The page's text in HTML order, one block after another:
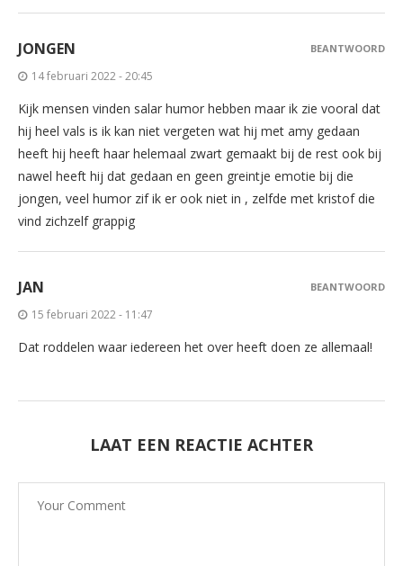
JONGEN
14 februari 2022 - 20:45
Kijk mensen vinden salar humor hebben maar ik zie vooral dat
hij heel vals is ik kan niet vergeten wat hij met amy gedaan
heeft hij heeft haar helemaal zwart gemaakt bij de rest ook bij
nawel heeft hij dat gedaan en geen greintje emotie bij die
jongen, veel humor zif ik er ook niet in , zelfde met kristof die
vind zichzelf grappig
BEANTWOORD
JAN
15 februari 2022 - 11:47
Dat roddelen waar iedereen het over heeft doen ze allemaal!
BEANTWOORD
LAAT EEN REACTIE ACHTER